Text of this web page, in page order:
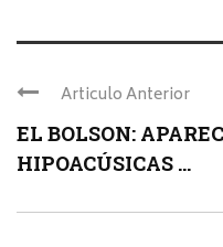
Articulo Anterior
EL BOLSON:
HIPOACÚSICAS ...